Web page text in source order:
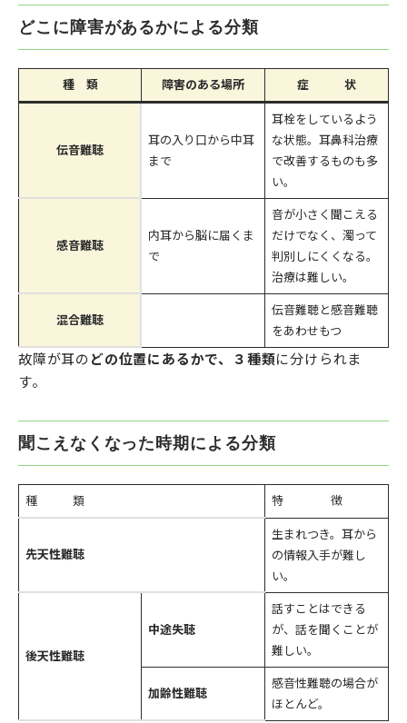
どこに障害があるかによる分類
種 類 障害のある場所 症 状
伝音難聴
耳の入り口から中耳
まで
耳栓をしているよう
な状態。耳鼻科治療
で改善するものも多
い。
感音難聴
内耳から脳に届くま
で
音が小さく聞こえる
だけでなく、濁って
判別しにくくなる。
治療は難しい。
混合難聴
伝音難聴と感音難聴
をあわせもつ
故障が耳の どの位置にあるかで、３種類に分けられま
す。
聞こえなくなった時期による分類
種 類 特 徴
先天性難聴
生まれつき。耳から
の情報入手が難し
い。
後天性難聴
中途失聴
話すことはできる
が、話を聞くことが
難しい。
加齢性難聴
感音性難聴の場合が
ほとんど。